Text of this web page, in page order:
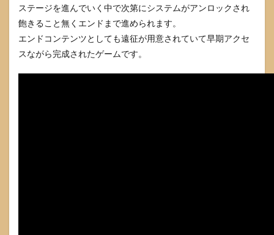
ステージを進んでいく中で次第にシステムがアンロックされ
飽きること無くエンドまで進められます。
エンドコンテンツとしても遠征が用意されていて早期アクセ
スながら完成されたゲームです。